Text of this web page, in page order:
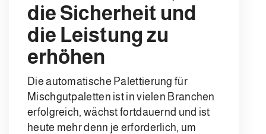
die Sicherheit und
die Leistung zu
erhöhen
Die automatische Palettierung für
Mischgutpaletten ist in vielen Branchen
erfolgreich, wächst fortdauernd und ist
heute mehr denn je erforderlich, um